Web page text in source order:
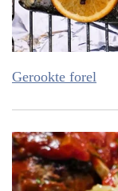
Gerookte forel